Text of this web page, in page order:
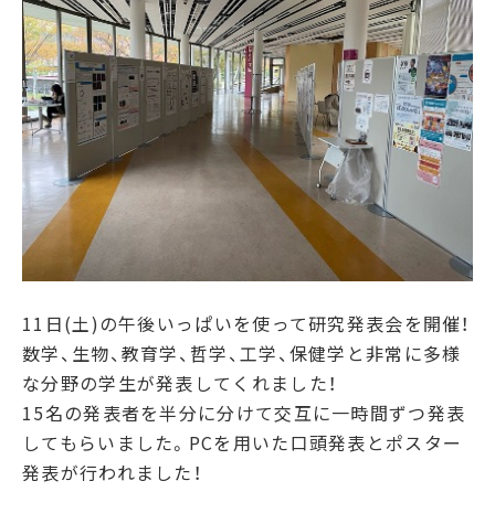
11日(土)の午後いっぱいを使って研究発表会を開催！
数学、生物、教育学、哲学、工学、保健学と非常に多様
な分野の学生が発表してくれました！
15名の発表者を半分に分けて交互に一時間ずつ発表
してもらいました。PCを用いた口頭発表とポスター
発表が行われました！